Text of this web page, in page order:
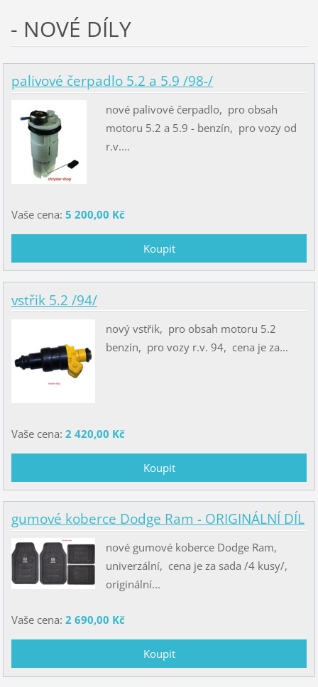
- NOVÉ DÍLY
palivové čerpadlo 5.2 a 5.9 /98-/
nové palivové čerpadlo, pro obsah
motoru 5.2 a 5.9 - benzín, pro vozy od
r.v....
Vaše cena: 5 200,00 Kč
vstřik 5.2 /94/
nový vstřik, pro obsah motoru 5.2
benzín, pro vozy r.v. 94, cena je za...
Vaše cena: 2 420,00 Kč
gumové koberce Dodge Ram - ORIGINÁLNÍ DÍL
nové gumové koberce Dodge Ram,
univerzální, cena je za sada /4 kusy/,
originální...
Vaše cena: 2 690,00 Kč